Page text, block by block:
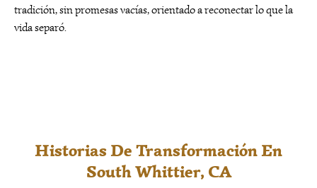
tradición, sin promesas vacías, orientado a reconectar lo que la
vida separó.
Historias De Transformación En
South Whittier, CA